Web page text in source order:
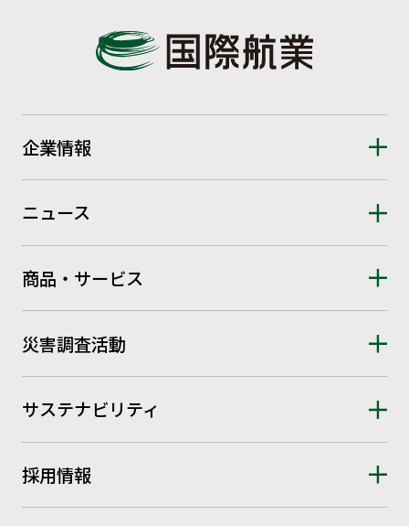
企業情報
ニュース
商品・サービス
災害調査活動
サステナビリティ
採用情報